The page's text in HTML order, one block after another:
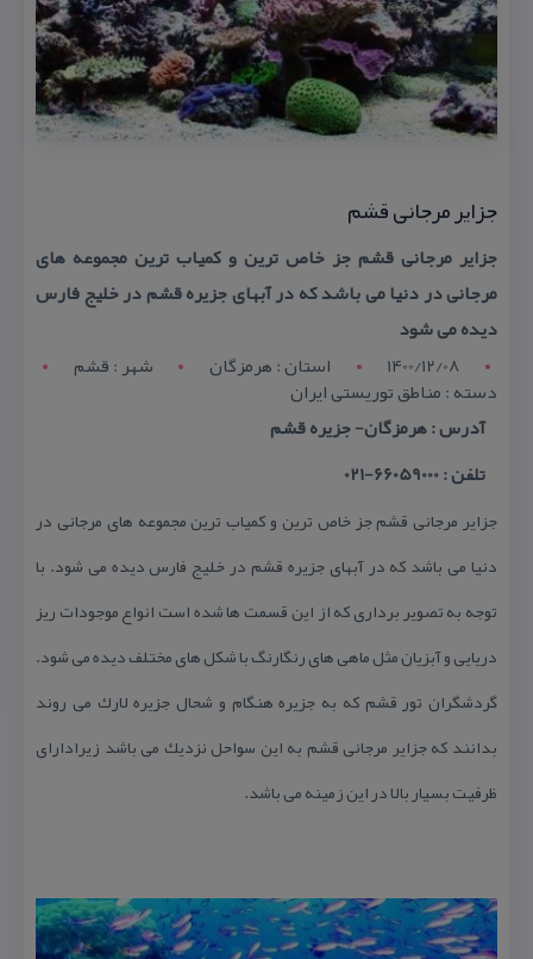
جزایر مرجانی قشم
جزایر مرجانی قشم جز خاص ترین و كمیاب ترین مجموعه های
مرجانی در دنیا می باشد كه در آبهای جزیره قشم در خلیج فارس
دیده می شود
1400/12/08
استان : هرمزگان شهر : قشم
دسته : مناطق توریستی ایران
آدرس : هرمزگان- جزیره قشم
تلفن : 66059000-021
جزایر مرجانی قشم جز خاص ترین و كمیاب ترین مجموعه های مرجانی در
دنیا می باشد كه در آبهای جزیره قشم در خلیج فارس دیده می شود. با
توجه به تصویر برداری كه از این قسمت ها شده است انواع موجودات ریز
دریایی و آبزیان مثل ماهی های رنگارنگ با شكل های مختلف دیده می شود.
گردشگران تور قشم كه به جزیره هنگام و شحال جزیره لارك می روند
بدانند كه جزایر مرجانی قشم به این سواحل نزدیك می باشد زیرادارای
ظرفیت بسیار بالا در این زمینه می باشد.